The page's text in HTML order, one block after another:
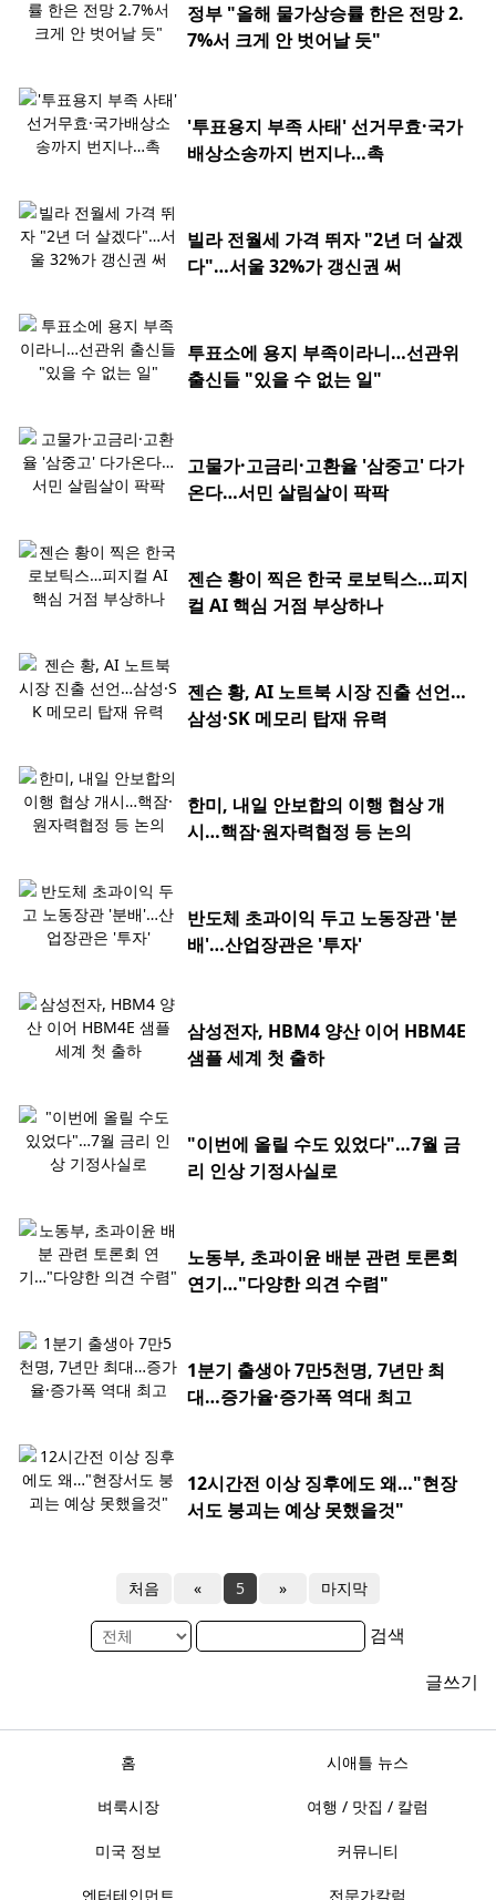
정부 "올해 물가상승률 한은 전망 2.
7%서 크게 안 벗어날 듯"
'투표용지 부족 사태' 선거무효·국가
배상소송까지 번지나…촉
빌라 전월세 가격 뛰자 "2년 더 살겠
다"…서울 32%가 갱신권 써
투표소에 용지 부족이라니…선관위
출신들 "있을 수 없는 일"
고물가·고금리·고환율 '삼중고' 다가
온다…서민 살림살이 팍팍
젠슨 황이 찍은 한국 로보틱스…피지
컬 AI 핵심 거점 부상하나
젠슨 황, AI 노트북 시장 진출 선언…
삼성·SK 메모리 탑재 유력
한미, 내일 안보합의 이행 협상 개
시…핵잠·원자력협정 등 논의
반도체 초과이익 두고 노동장관 '분
배'…산업장관은 '투자'
삼성전자, HBM4 양산 이어 HBM4E
샘플 세계 첫 출하
"이번에 올릴 수도 있었다"…7월 금
리 인상 기정사실로
노동부, 초과이윤 배분 관련 토론회
연기…"다양한 의견 수렴"
1분기 출생아 7만5천명, 7년만 최
대…증가율·증가폭 역대 최고
12시간전 이상 징후에도 왜…"현장
서도 붕괴는 예상 못했을것"
처음 « 5 » 마지막
검색
글쓰기
홈 시애틀 뉴스
벼룩시장 여행 / 맛집 / 칼럼
미국 정보 커뮤니티
엔터테인먼트 전문가칼럼